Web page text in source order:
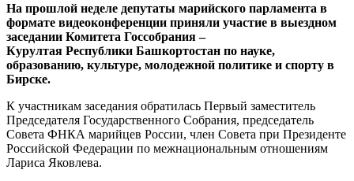
На прошлой неделе депутаты марийского парламента в
формате видеоконференции приняли участие в выездном
заседании Комитета Госсобрания –
Курултая Республики Башкортостан по науке,
образованию, культуре, молодежной политике и спорту в
Бирске.
К участникам заседания обратилась Первый заместитель
Председателя Государственного Собрания, председатель
Совета ФНКА марийцев России, член Совета при Президенте
Российской Федерации по межнациональным отношениям
Лариса Яковлева.